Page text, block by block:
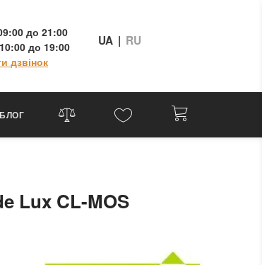
до 21:00
до 19:00
дзвінок
UA | RU
БЛОГ
Lux CL-MOS